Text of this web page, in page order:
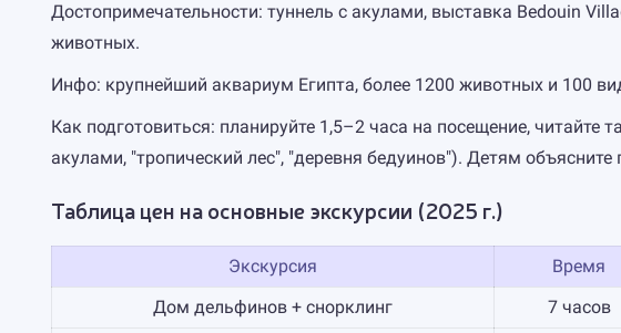
Достопримечательности: туннель с акулами, выставка Bedouin
животных.
Инфо: крупнейший аквариум Египта, более 1200 животных и 100
Как подготовиться: планируйте 1,5–2 часа на посещение, читайте
акулами, "тропический лес", "деревня бедуинов"). Детям объясните
Таблица цен на основные экскурсии (2025 г.)
Экскурсия Время
Дом дельфинов + снорклинг
7 часов